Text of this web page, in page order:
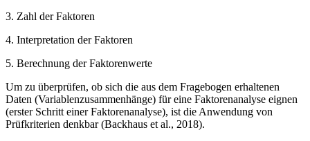
3. Zahl der Faktoren
4. Interpretation der Faktoren
5. Berechnung der Faktorenwerte
Um zu überprüfen, ob sich die aus dem Fragebogen erhaltenen
Daten (Variablenzusammenhänge) für eine Faktorenanalyse eignen
(erster Schritt einer Faktorenanalyse), ist die Anwendung von
Prüfkriterien denkbar (Backhaus et al., 2018).